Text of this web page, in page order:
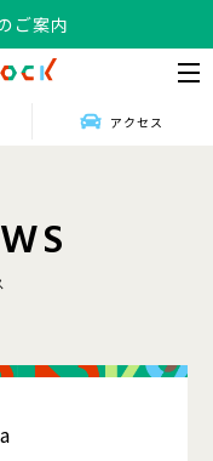
ご案内
アクセス
WS